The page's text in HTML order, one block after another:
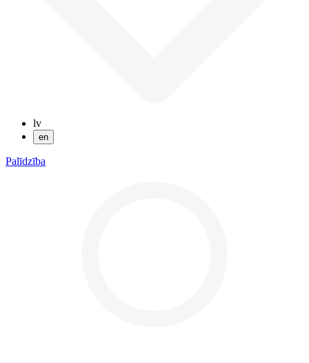
lv
en
Palīdzība